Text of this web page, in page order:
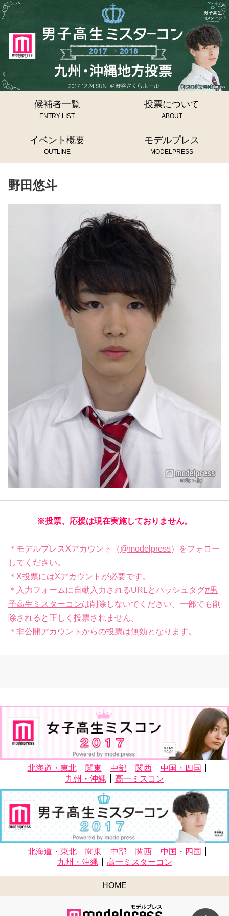
候補者一覧
ENTRY LIST
投票について
ABOUT
イベント概要
OUTLINE
モデルプレス
MODELPRESS
野田悠斗
※投票、応援は現在実施しておりません。
＊モデルプレスXアカウント（@modelpress）をフォロー
してください。
＊X投票にはXアカウントが必要です。
＊入力フォームに自動入力されるURLとハッシュタグ#男
子高生ミスターコンは削除しないでください。一部でも削
除されると正しく投票されません。
＊非公開アカウントからの投票は無効となります。
北海道・東北 関東 中部 関西
中国・四国
九州・沖縄
高一ミスコン
北海道・東北 関東 中部 関西
中国・四国
九州・沖縄
高一ミスターコン
HOME